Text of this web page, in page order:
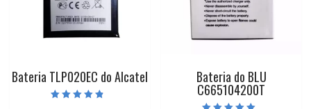
Bateria TLP020EC do Alcatel Bateria do BLU
C665104200T